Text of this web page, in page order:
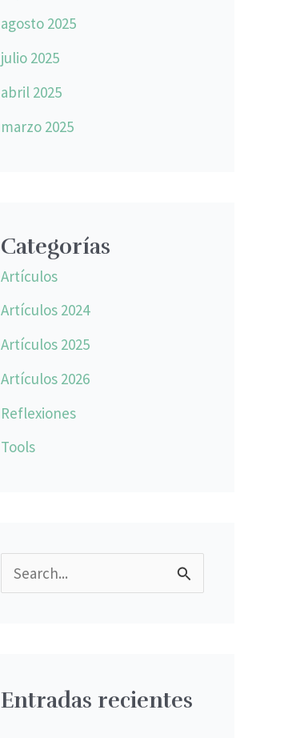
agosto 2025
julio 2025
abril 2025
marzo 2025
Categorías
Artículos
Artículos 2024
Artículos 2025
Artículos 2026
Reflexiones
Tools
a
Entradas recientes